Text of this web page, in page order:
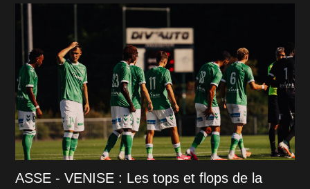
ASSE - VENISE : Les tops et flops de la